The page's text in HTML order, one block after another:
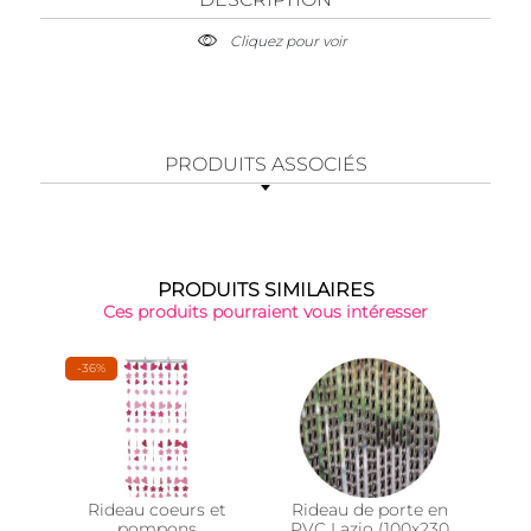
Cliquez pour voir
PRODUITS ASSOCIÉS
PRODUITS SIMILAIRES
Ces produits pourraient vous intéresser
-36%
Rideau coeurs et
Rideau de porte en